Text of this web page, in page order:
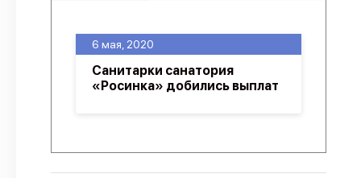
Политика конфиденциальности
6 мая, 2020
Санитарки санатория
«Росинка» добились выплат